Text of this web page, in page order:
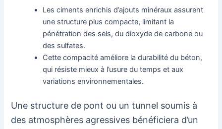
Les ciments enrichis d’ajouts minéraux assurent
une structure plus compacte, limitant la
pénétration des sels, du dioxyde de carbone ou
des sulfates.
Cette compacité améliore la durabilité du béton,
qui résiste mieux à l’usure du temps et aux
variations environnementales.
Une structure de pont ou un tunnel soumis à
des atmosphères agressives bénéficiera d’un